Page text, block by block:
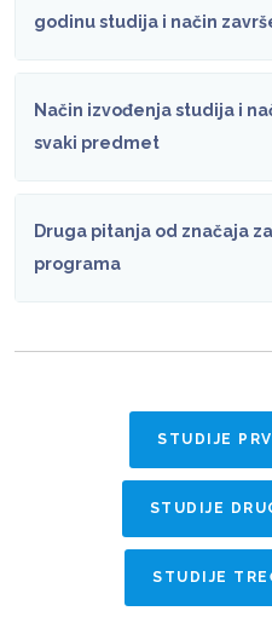
godinu studija i način
Način izvođenja studija i
svaki predmet
Druga pitanja od značaja
programa
STUDIJE
STUDIJE
STUDIJE